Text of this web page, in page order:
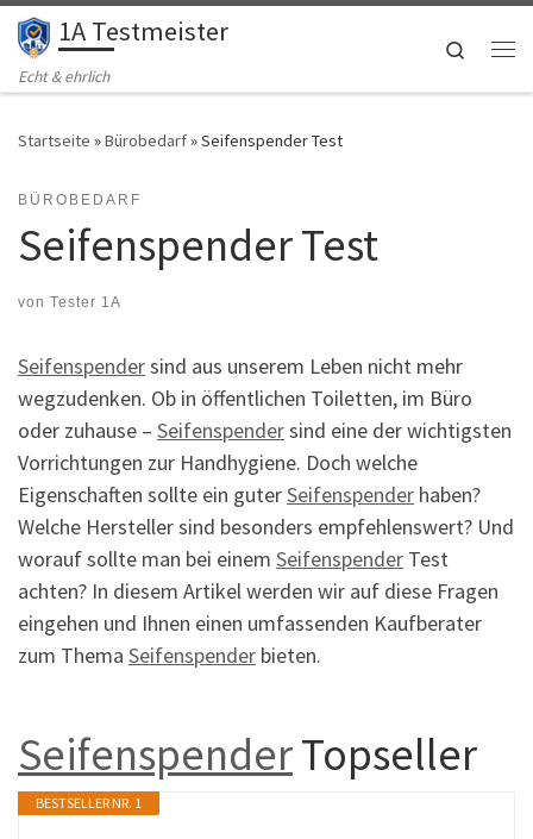
Zum Inhalt springen
1A Testmeister
Echt & ehrlich
Search
Startseite »Bürobedarf»Seifenspender Test
BÜROBEDARF
Seifenspender Test
von Tester 1A
Seifenspendersind aus unserem Leben nicht mehr
wegzudenken. Ob in öffentlichen Toiletten, im Büro
oder zuhause – Seifenspendersind eine der wichtigsten
Vorrichtungen zur Handhygiene. Doch welche
Eigenschaften sollte ein guterSeifenspender haben?
Welche Hersteller sind besonders empfehlenswert? Und
worauf sollte man bei einem Seifenspender Test
achten? In diesem Artikel werden wir auf diese Fragen
eingehen und Ihnen einen umfassenden Kaufberater
zum Thema Seifenspender bieten.
SeifenspenderTopseller
BESTSELLER NR. 1